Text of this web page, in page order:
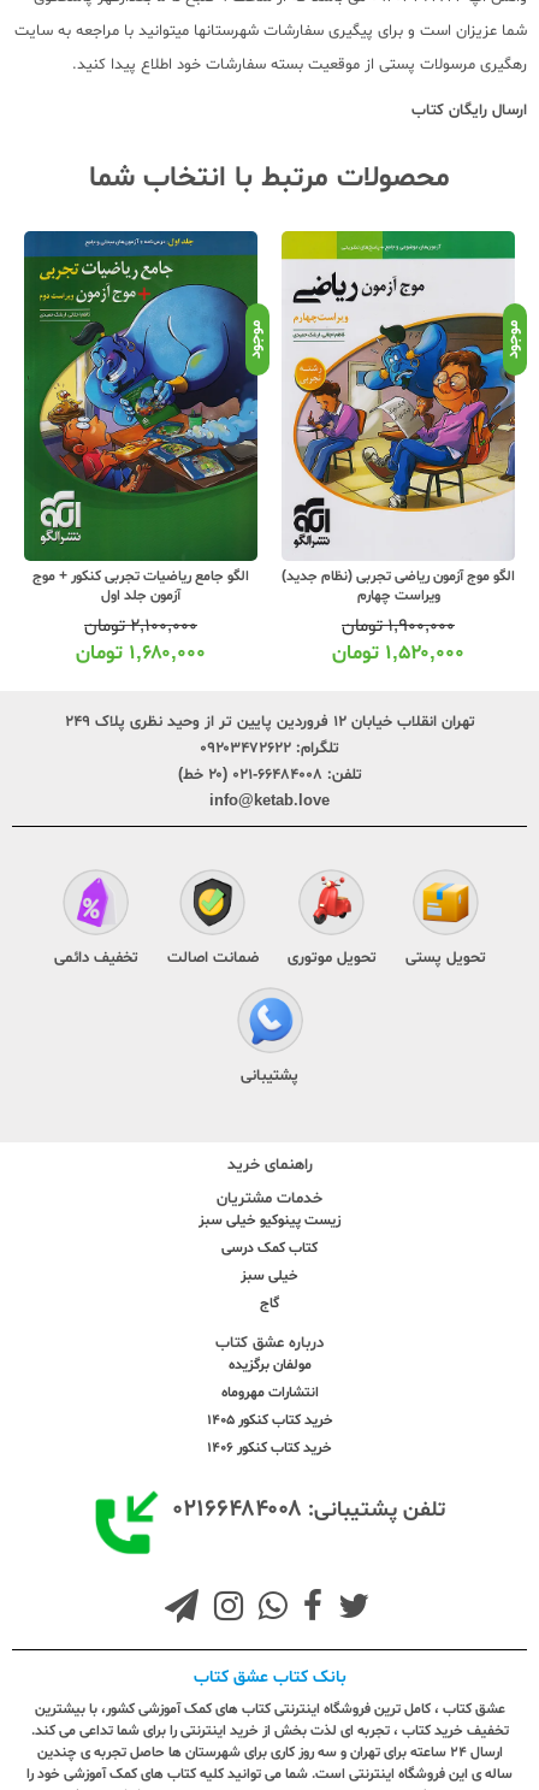
شما عزیزان است و برای پیگیری سفارشات شهرستانها میتوانید با مراجعه به سایت
رهگیری مرسولات پستی از موقعیت بسته سفارشات خود اطلاع پیدا کنید.
ارسال رایگان کتاب
محصولات مرتبط با انتخاب شما
موجود
الگو جامع ریاضیات تجربی کنکور + موج
آزمون جلد اول
۲,۱۰۰,۰۰۰تومان
۱,۶۸۰,۰۰۰ تومان
موجود
خیلی سبز درسنامه ریاضی و آمار جامع
کنکور جلد دوم
۷۹۰,۰۰۰تومان
۶۳۹,۰۰۰تومان
تهران انقلاب خیابان ۱۲ فروردین پایین تر از وحید نظری پلاک ۲۴۹
تلگرام: ۰۹۲۰۳۴۷۲۶۲۲
تلفن: ۶۶۴۸۴۰۰۸-۰۲۱ (۲۰ خط)
info@ketab.love
تحویل پستی تحویل موتوری ضمانت اصالت تخفیف دائمی
پشتیبانی
راهنمای خرید
خدمات مشتریان
زیست پینوکیو خیلی سبز
کتاب کمک درسی
خیلی سبز
گاج
درباره عشق کتاب
مولفان برگزیده
انتشارات مهروماه
خرید کتاب کنکور 1405
خرید کتاب کنکور 1406
تلفن پشتیبانی: ۰۲۱۶۶۴۸۴۰۰۸
بانک کتاب عشق کتاب
عشق کتاب ، کامل ترین فروشگاه اینترنتی کتاب های کمک آموزشی کشور، با بیشترین
تخفیف خرید کتاب ، تجربه ای لذت بخش از خرید اینترنتی را برای شما تداعی می کند.
ارسال ٢٤ ساعته برای تهران و سه روز کاری برای شهرستان ها حاصل تجربه ی چندین
ساله ی این فروشگاه اینترنتی است. شما می توانید کلیه کتاب های کمک آموزشی خود را